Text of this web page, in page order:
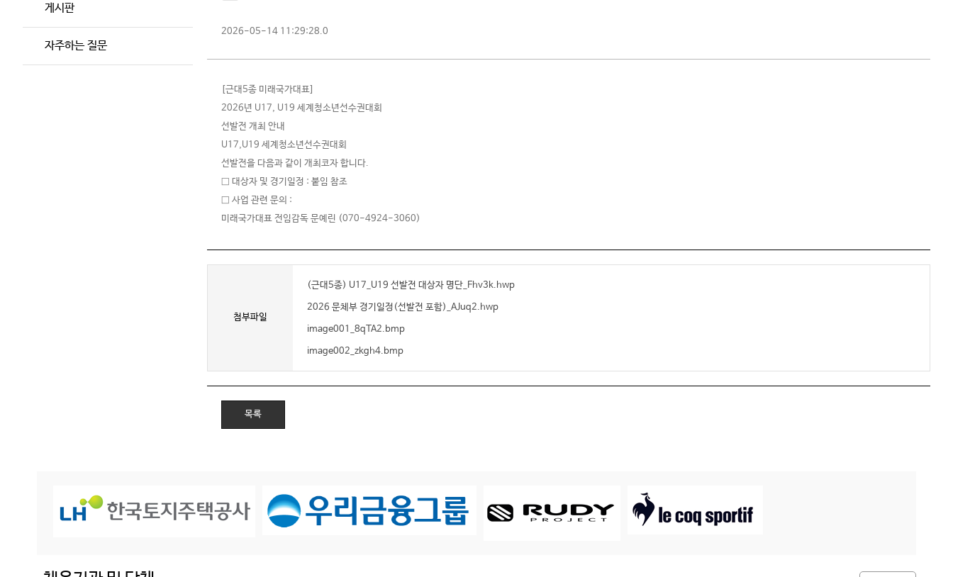
게시판
자주하는 질문
2026-05-14 11:29:28.0
[근대5종 미래국가대표]
2026년 U17, U19 세계청소년선수권대회
선발전 개최 안내
U17,U19 세계청소년선수권대회
선발전을 다음과 같이 개최코자 합니다.
□ 대상자 및 경기일정 : 붙임 참조
□ 사업 관련 문의 :
미래국가대표 전임감독 문예린 (070-4924-3060)
첨부파일
(근대5종) U17_U19 선발전 대상자 명단_Fhv3k.hwp
2026 문체부 경기일정(선발전 포함)_AJuq2.hwp
image001_8qTA2.bmp
image002_zkgh4.bmp
목록